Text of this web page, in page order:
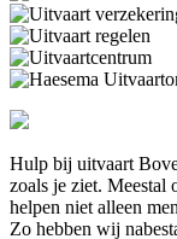
Hulp bij uitvaart
zoals je ziet. Meestal
helpen niet alleen
Zo hebben wij